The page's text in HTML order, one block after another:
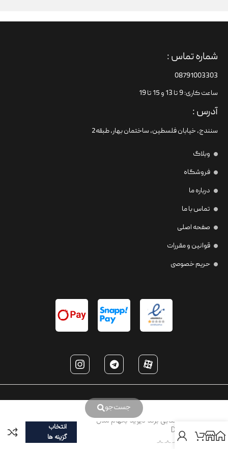
جست‌جو
شماره تماس :
08791003303
ساعت کاری: 9 تا 13 و 15 تا 19
آدرس :
سنندج، خیابان فلسطین،‌ ساختمان بهار، طبقه2
وبلاگ
فروشگاه
درباره ما
تماس با ما
صفحه اصلی
قوانین و مقررات
حریم خصوصی
عینک آفتابی برند دیوید بکهام مدل
DB1033
انتخاب
گزینه ها